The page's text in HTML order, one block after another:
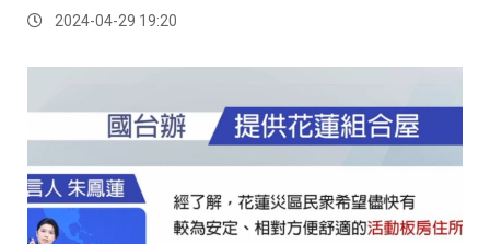
2024-04-29 19:20